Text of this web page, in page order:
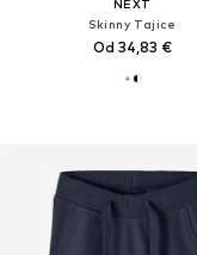
NEXT
Skinny Tajice
Od 34,83 €